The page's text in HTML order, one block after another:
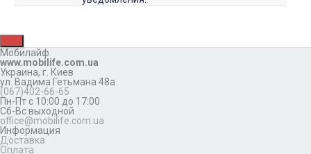
Мобилайф
www.mobilife.com.ua
Украина, г. Киев
ул. Вадима Гетьмана 48а
(067)402-66-65
Пн-Пт с 10:00 до 17:00
Сб-Вс выходной
office@mobilife.com.ua
Информация
Доставка
Оплата